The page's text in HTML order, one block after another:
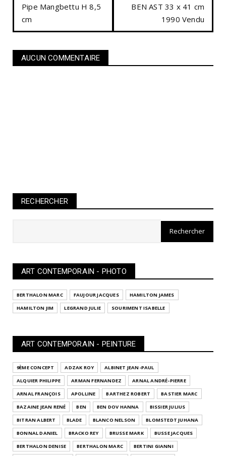
Pipe Mangbettu H 8,5
cm
BEN AST 33 x 41 cm
1990 Vendu
AUCUN COMMENTAIRE
RECHERCHER
ART CONTEMPORAIN - PHOTO
BERTHALON MARC FAUJOUR JACQUES
HAMILTON JAMES
HAMILTON JIM
LEGRAND JULIE SOURIMENT ISABELLE
ART CONTEMPORAIN - PEINTURE
9ÈME CONCEPT ADZAK ROY
ALBINET JEAN-PAUL
ALQUIER PHILIPPE
ARMAN FERNANDEZ
ARNAL ANDRÉ-PIERRE
ARNAL FRANÇOIS
APOLLINE BARTHEZ ROBERT
BASTIER MARC
BAZAINE JEAN RENÉ
BEN BEN DOV HANNA
BISSIER JULIUS
BITRAN ALBERT
BLADE BLANCO NELSON
BLOMSTEDT JUHANA
BONNAL DANIEL
BRACKO REY BRUSSE MARK
BUSSE JACQUES
BERTHALON DENISE
BERTHALON MARC
BERTINI GIANNI